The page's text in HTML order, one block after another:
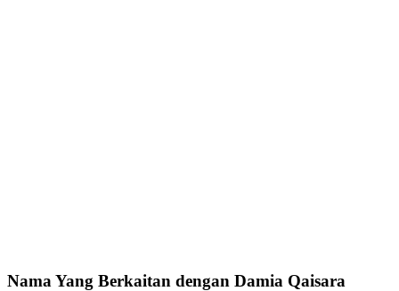
Nama Yang Berkaitan dengan Damia Qaisara